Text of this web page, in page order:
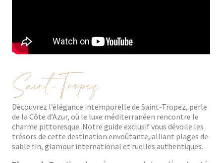
Saint-Tropez
Découvrez l’élégance intemporelle de Saint-Tropez, perle
de la Côte d’Azur, où le luxe méditerranéen rencontre le
charme pittoresque. Notre guide exclusif vous dévoile les
trésors de cette destination envoûtante, alliant plages de
sable fin, glamour international et ruelles authentiques.